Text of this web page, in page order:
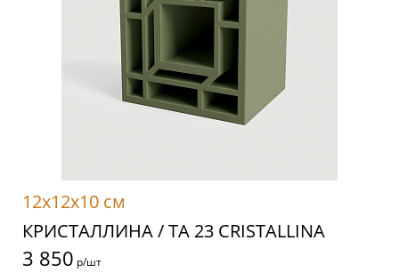
12x12x10 см
КРИСТАЛЛИНА / TA 23 CRISTALLINA
3 850 р/шт